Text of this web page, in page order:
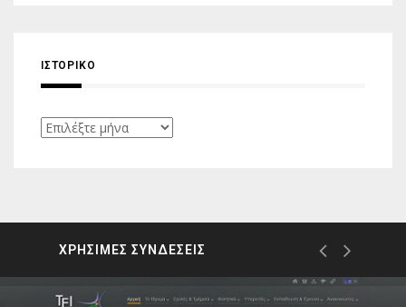
ΙΣΤΟΡΙΚΌ
Ιστορικό
ΧΡΗΣΙΜΕΣ ΣΥΝΔΕΣΕΙΣ